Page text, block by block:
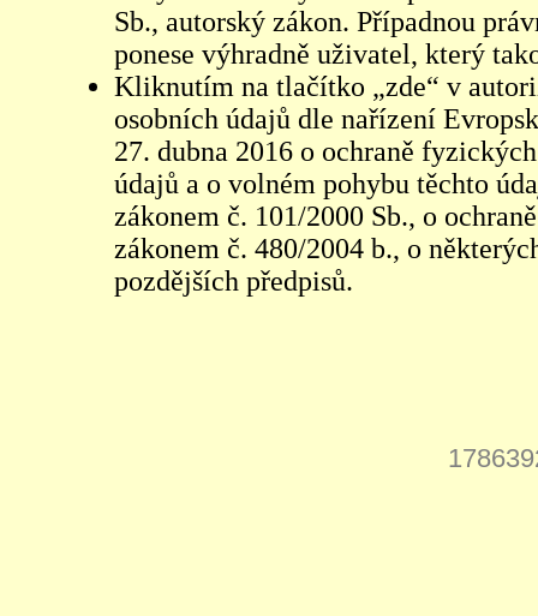
Sb., autorský zákon. Případnou
ponese výhradně uživatel, který
Kliknutím na tlačítko „zde“ v
osobních údajů dle nařízení
27. dubna 2016 o ochraně
údajů a o volném pohybu těchto
zákonem č. 101/2000 Sb., o
zákonem č. 480/2004 b., o
pozdějších předpisů.